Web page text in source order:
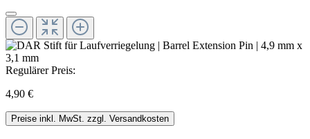
Regulärer Preis:
4,90 €
Preise inkl. MwSt. zzgl. Versandkosten